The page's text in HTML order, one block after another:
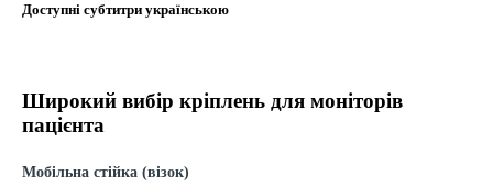
Доступні субтитри українською
Широкий вибір кріплень для моніторів
пацієнта
Мобільна стійка (візок)